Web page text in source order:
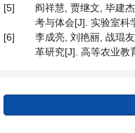
[5]
阎祥慧, 贾继文, 毕建
考与体会[J]. 实验室科
[6]
李成亮, 刘艳丽, 战琨
革研究[J]. 高等农业教